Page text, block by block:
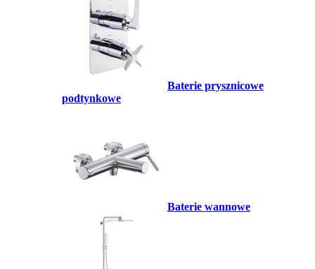
Baterie prysznicowe
podtynkowe
Baterie wannowe